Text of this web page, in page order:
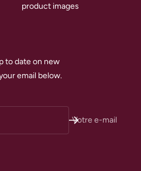
product images
to date on new
email below.
Votre e-mail